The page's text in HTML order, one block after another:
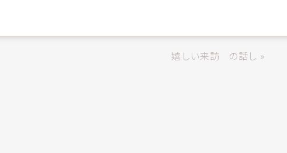
嬉しい来訪 の話し »